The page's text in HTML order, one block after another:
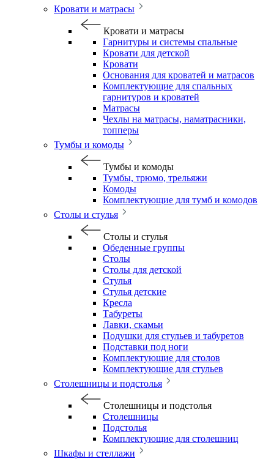
Кровати и матрасы
Кровати и матрасы
Гарнитуры и системы спальные
Кровати для детской
Кровати
Основания для кроватей и матрасов
Комплектующие для спальных
гарнитуров и кроватей
Матрасы
Чехлы на матрасы, наматрасники,
топперы
Тумбы и комоды
Тумбы и комоды
Тумбы, трюмо, трельяжи
Комоды
Комплектующие для тумб и комодов
Столы и стулья
Столы и стулья
Обеденные группы
Столы
Столы для детской
Стулья
Стулья детские
Кресла
Табуреты
Лавки, скамьи
Подушки для стульев и табуретов
Подставки под ноги
Комплектующие для столов
Комплектующие для стульев
Столешницы и подстолья
Столешницы и подстолья
Столешницы
Подстолья
Комплектующие для столешниц
Шкафы и стеллажи